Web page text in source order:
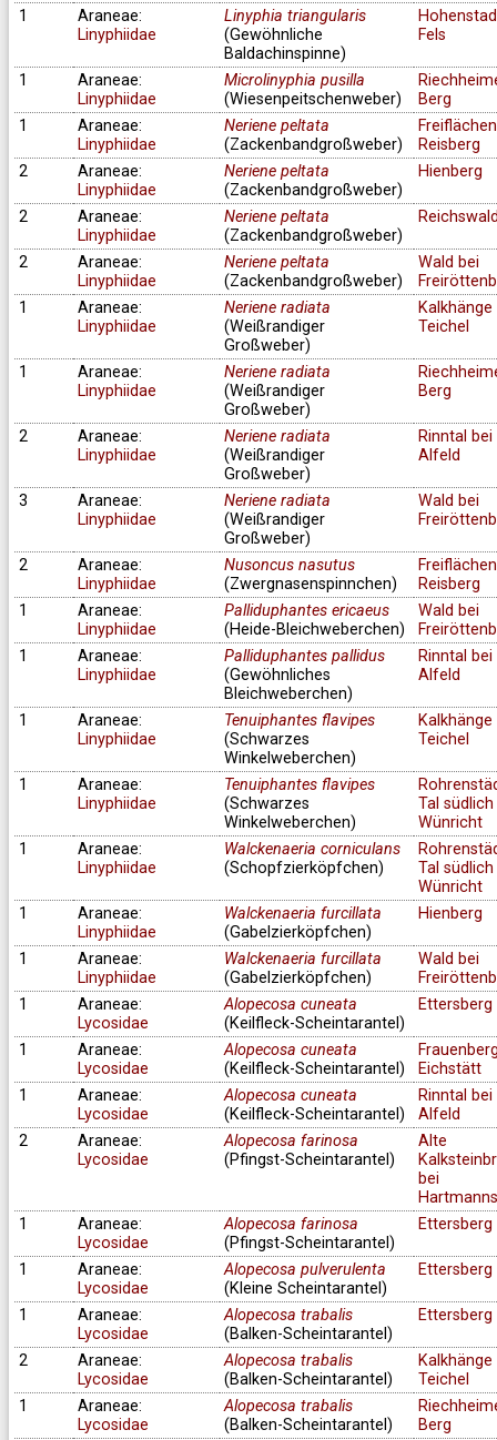
1
Araneae:
Linyphiidae
Linyphia triangularis
(Gewöhnliche
Baldachinspinne)
Fels
1
Araneae:
Linyphiidae
Microlinyphia pusilla
(Wiesenpeitschenweber)
Berg
1
Araneae:
Linyphiidae
Neriene peltata
(Zackenbandgroßweber)
Reisberg
2
Araneae:
Linyphiidae
Neriene peltata
(Zackenbandgroßweber)
Hienberg
2
Araneae:
Linyphiidae
Neriene peltata
(Zackenbandgroßweber)
2
Araneae:
Linyphiidae
Neriene peltata
(Zackenbandgroßweber)
Wald bei
1
Araneae:
Linyphiidae
Neriene radiata
(Weißrandiger
Großweber)
Kalkhänge
Teichel
1
Araneae:
Linyphiidae
Neriene radiata
(Weißrandiger
Großweber)
Berg
2
Araneae:
Linyphiidae
Neriene radiata
(Weißrandiger
Großweber)
Rinntal bei
Alfeld
3
Araneae:
Linyphiidae
Neriene radiata
(Weißrandiger
Großweber)
Wald bei
2
Araneae:
Linyphiidae
Nusoncus nasutus
(Zwergnasenspinnchen)
Reisberg
1
Araneae:
Linyphiidae
Palliduphantes ericaeus
(Heide-Bleichweberchen)
Wald bei
1
Araneae:
Linyphiidae
Palliduphantes pallidus
(Gewöhnliches
Bleichweberchen)
Rinntal bei
Alfeld
1
Araneae:
Linyphiidae
Tenuiphantes flavipes
(Schwarzes
Winkelweberchen)
Kalkhänge
Teichel
1
Araneae:
Linyphiidae
Tenuiphantes flavipes
(Schwarzes
Winkelweberchen)
Tal
Wünricht
1
Araneae:
Linyphiidae
Walckenaeria corniculans
(Schopfzierköpfchen)
Tal
Wünricht
1
Araneae:
Linyphiidae
Walckenaeria furcillata
(Gabelzierköpfchen)
Hienberg
1
Araneae:
Linyphiidae
Walckenaeria furcillata
(Gabelzierköpfchen)
Wald bei
1
Araneae:
Lycosidae
Alopecosa cuneata
(Keilfleck-Scheintarantel)
Ettersberg
1
Araneae:
Lycosidae
Alopecosa cuneata
(Keilfleck-Scheintarantel)
Eichstätt
1
Araneae:
Lycosidae
Alopecosa cuneata
(Keilfleck-Scheintarantel)
Rinntal bei
Alfeld
2
Araneae:
Lycosidae
Alopecosa farinosa
(Pfingst-Scheintarantel)
Alte
bei
1
Araneae:
Lycosidae
Alopecosa farinosa
(Pfingst-Scheintarantel)
Ettersberg
1
Araneae:
Lycosidae
Alopecosa pulverulenta
(Kleine Scheintarantel)
Ettersberg
1
Araneae:
Lycosidae
Alopecosa trabalis
(Balken-Scheintarantel)
Ettersberg
2
Araneae:
Lycosidae
Alopecosa trabalis
(Balken-Scheintarantel)
Kalkhänge
Teichel
1
Araneae:
Lycosidae
Alopecosa trabalis
(Balken-Scheintarantel)
Berg